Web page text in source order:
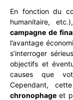
En fonction du
humanitaire,
campagne de
l’avantage
s’interroger
objectifs et
causes que
Cependant,
chronophage et